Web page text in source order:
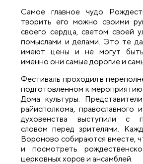
Самое главное чудо
творить его можно своими
своего сердца, светом своей
помыслами и делами. Это те
имеют цены и не могут
именно они самые дорогие и
Фестиваль проходил в
подготовленном к мероприятию
Дома культуры.
райисполкома, православного
духовенства выступили с
словом перед зрителями.
Вороново собираются вместе,
и посмотреть
церковных хоров и ансамблей.